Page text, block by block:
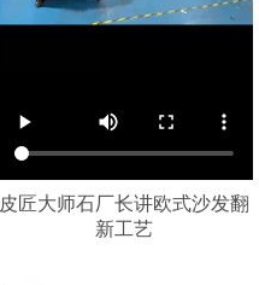
皮匠大师石厂长讲欧式沙发翻
新工艺